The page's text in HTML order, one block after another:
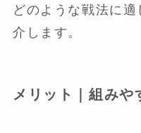
どのような戦法に
介します。
メリット｜組みや